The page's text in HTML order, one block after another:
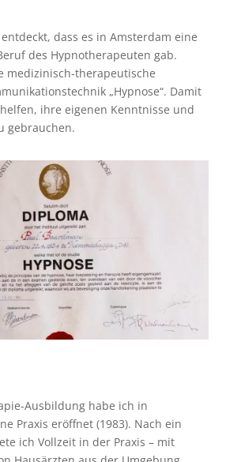
dass es in Amsterdam eine
des Hypnotherapeuten gab.
medizinisch-therapeutische
„Hypnose“. Damit
ihre eigenen Kenntnisse und
gebrauchen.
Ausbildung habe ich in
Praxis eröffnet (1983). Nach ein
ich Vollzeit in der Praxis – mit